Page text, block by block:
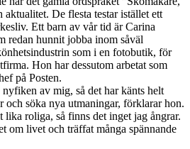
De flesta testar istället ett
Ett barn av vår tid är Carina
redan hunnit jobba inom såväl
som i en fotobutik, för
Hon har dessutom arbetat som
på Posten.
av mig, så det har känts helt
och söka nya utmaningar, förklarar hon.
roliga, så finns det inget jag ångrar.
om livet och träffat många spännande